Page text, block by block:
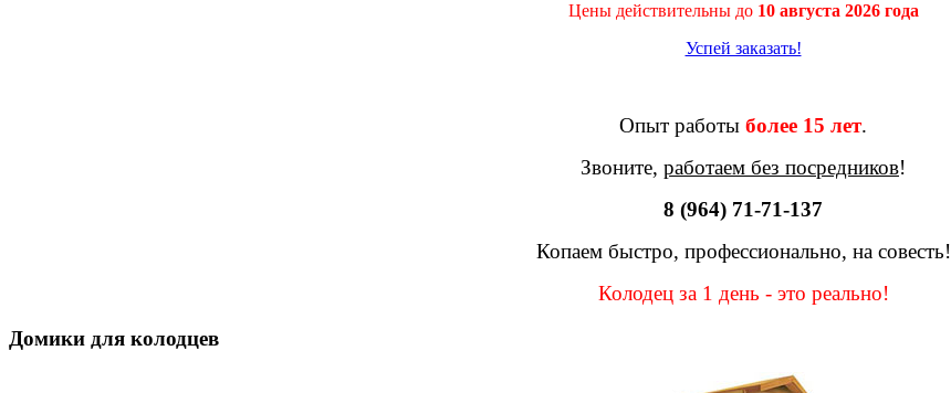
Цены действительны до 10 августа 2026 года
Успей заказать!
Опыт работы более 15 лет.
Звоните, работаем без посредников!
8 (964) 71-71-137
Копаем быстро, профессионально, на совесть!
Колодец за 1 день - это реально!
Домики для колодцев